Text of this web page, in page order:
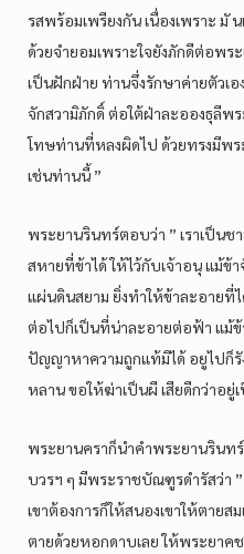
รสพร้อมเพรียงกัน เนื่องเพราะ มั
ด้วยจำยอมเพราะใจยังภักดีต่อพร
เป็นฝักฝ่าย ท่านจึ่งรักษาค่ายตัวเ
จักสวามิภักดิ์ ต่อใต้ฝ่าละอองธุลีพ
โทษท่านที่หลงผิดไป ด้วยทรงมีพ
เช่นท่านนี้ ”
พระยานรินทร์ตอบว่า ” เราเป็น
สหายที่ข้าได้ ให้ไว้กับเจ้าอนุ แม้ข้
แผ่นดินสยาม ยิ่งทำให้ข้าละอายที่
ต่อไปก็เป็นที่น่าละอายต่อฟ้า แม้
ปัญญาหาความถูกแท้มิได้ อยูไปก็
หลาน ขอให้ฆ่าเป็นผี เสียดีกว่าอยู่
พระยานคราก็นำคำพระยานรินท
บวรฯ ๆ มีพระราชบัณฑูรดำรัสว่า
เขาต้องการก็ให้สนองเขาให้ตาย
ตายด้วยหอกดาบเลย ให้พระยา